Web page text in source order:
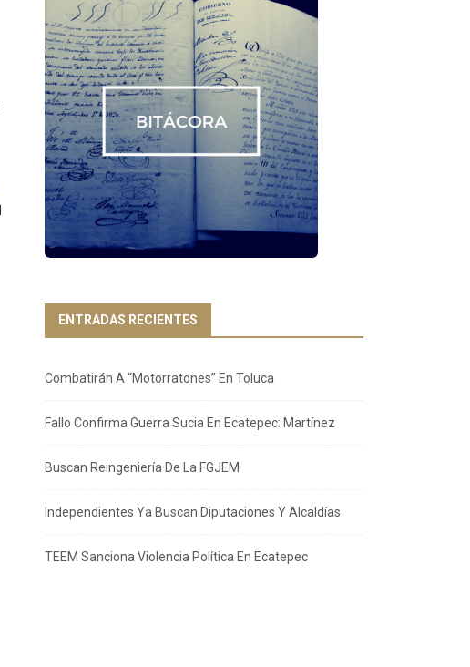
ENTRADAS RECIENTES
Combatirán A “Motorratones” En Toluca
Fallo Confirma Guerra Sucia En Ecatepec: Martínez
Buscan Reingeniería De La FGJEM
Independientes Ya Buscan Diputaciones Y Alcaldías
TEEM Sanciona Violencia Política En Ecatepec